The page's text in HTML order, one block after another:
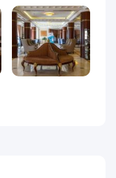
زیرساخت‌ها با
به‌مراتب بهتر را تجربه
موقعیت